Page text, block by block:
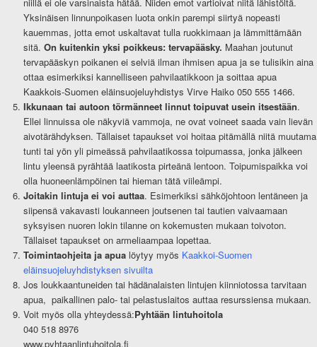
niillä ei ole varsinaista hätää. Niiden emot vartioivat niitä lähistöltä.
Yksinäisen linnunpoikasen luota onkin parempi siirtyä nopeasti
kauemmas, jotta emot uskaltavat tulla ruokkimaan ja lämmittämään
sitä. On kuitenkin yksi poikkeus: tervapääsky. Maahan joutunut
tervapääskyn poikanen ei selviä ilman ihmisen apua ja se tulisikin aina
ottaa esimerkiksi kannelliseen pahvilaatikkoon ja soittaa apua
Kaakkois-Suomen eläinsuojeluyhdistys Virve Haiko 050 555 1466.
Ikkunaan tai autoon törmänneet linnut toipuvat usein itsestään.
Ellei linnuissa ole näkyviä vammoja, ne ovat voineet saada vain lievän
aivotärähdyksen. Tällaiset tapaukset voi hoitaa pitämällä niitä muutama
tunti tai yön yli pimeässä pahvilaatikossa toipumassa, jonka jälkeen
lintu yleensä pyrähtää laatikosta pirteänä lentoon. Toipumispaikka voi
olla huoneenlämpöinen tai hieman tätä viileämpi.
Joitakin lintuja ei voi auttaa. Esimerkiksi sähköjohtoon lentäneen ja
siipensä vakavasti loukanneen joutsenen tai tautien vaivaamaan
syksyisen nuoren lokin tilanne on kokemusten mukaan toivoton.
Tällaiset tapaukset on armeliaampaa lopettaa.
Toimintaohjeita ja apualöytyy myös Kaakkoi-Suomen
eläinsuojeluyhdistyksen sivuilta
Jos loukkaantuneiden tai hädänalaisten lintujen kiinniotossa tarvitaan
apua, paikallinen palo- tai pelastuslaitos auttaa resurssiensa mukaan.
Voit myös olla yhteydessä:Pyhtään lintuhoitola
040 518 8976
www.pyhtaanlintuhoitola.fi